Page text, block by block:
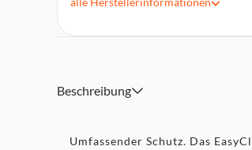
Beschreibung
Umfassender Schutz. Das